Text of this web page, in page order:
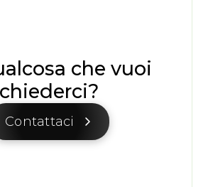
che vuoi
chiederci?
Contattaci